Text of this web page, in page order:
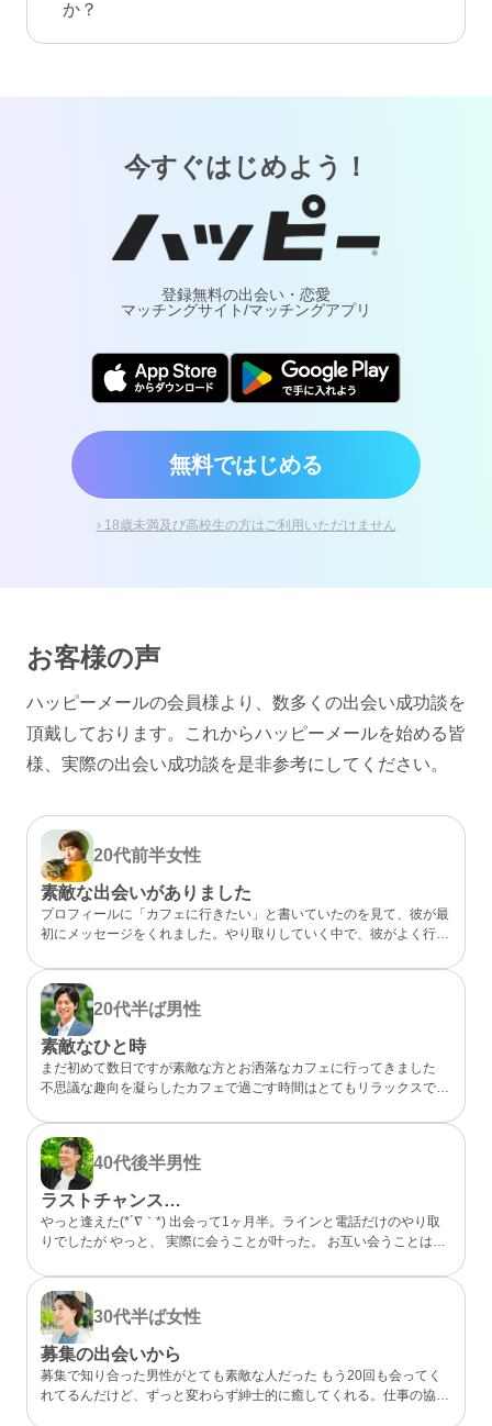
カウント情報はすべて削除されます。復旧や返
金はできませんのでご注意ください。
通報対応・年齢確認を行っております。
か？
今すぐはじめよう！
登録無料の出会い・恋愛
マッチングサイト/マッチングアプリ
無料ではじめる
› 18歳未満及び高校生の方はご利用いただけません
お客様の声
ハッピーメールの会員様より、数多くの出会い成功談を
頂戴しております。
これからハッピーメールを始める皆
様、実際の出会い成功談を是非参考にしてください。
20代前半女性
素敵な出会いがありました
プロフィールに「カフェに行きたい」と書いていたのを見て、彼が最
初にメッセージをくれました。やり取りしていく中で、彼がよく行く
となく気になるところが一緒だったので、私的には今までになくメッ
セージが盛り上がり嬉しかったです。 カフェに誘ってもらい、実際
にお会いするととっても話しやすくて、時間があっという間。 少し
年上でしたが、気を使わずに話せる感じが心地よくて、「また会いた
いな」と素直に伝えました。彼のちょっと嬉しそうな顔をみたら、思
わずドキドキしました。 成功談でいいのか…まだどうなるかはわか
らないけど、出会えてよかったと思える人になりました。
20代半ば男性
素敵なひと時
まだ初めて数日ですが素敵な方とお洒落なカフェに行ってきました
不思議な趣向を凝らしたカフェで過ごす時間はとてもリラックスでき
もお互い良い出会いを探したいですね
40代後半男性
ラストチャンス…
やっと逢えた(*´∇｀*) 出会って1ヶ月半。ラインと電話だけのやり取
りでしたが やっと、 実際に会うことが叶った。 お互い会うことは諦
の可愛い、 メガネの似合う、 タイプの方でした。 ホント、大切にし
たいと思った。 また会う約束もできた。 こんな僕と… ありがとう(*
´∇｀*)
30代半ば女性
募集の出会いから
募集で知り合った男性がとても素敵な人だった もう20回も会ってく
れてるんだけど、ずっと変わらず紳士的に癒してくれる。仕事の協力